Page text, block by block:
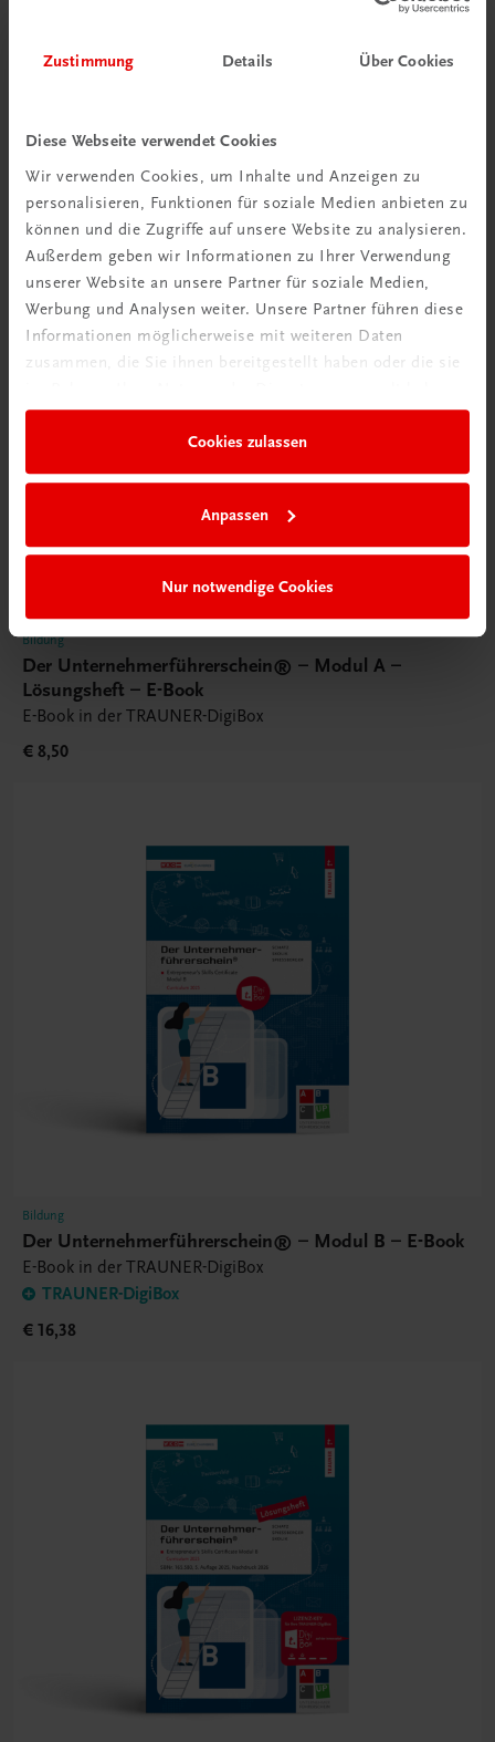
Zustimmung Details Über Cookies
Diese Webseite verwendet Cookies
Wir verwenden Cookies, um Inhalte und Anzeigen zu
personalisieren, Funktionen für soziale Medien anbieten zu
können und die Zugriffe auf unsere Website zu analysieren.
Außerdem geben wir Informationen zu Ihrer Verwendung
unserer Website an unsere Partner für soziale Medien,
Werbung und Analysen weiter. Unsere Partner führen diese
Informationen möglicherweise mit weiteren Daten
zusammen, die Sie ihnen bereitgestellt haben oder die sie
Cookies zulassen
Anpassen
Nur notwendige Cookies
Bildung
TRAUNER-DigiBox
€ 15,47
Bildung
Der Unternehmerführerschein® – Modul A –
Lösungsheft – E-Book
E-Book in der TRAUNER-DigiBox
€ 8,50
Bildung
Der Unternehmerführerschein® – Modul B – E-Book
E-Book in der TRAUNER-DigiBox
TRAUNER-DigiBox
€ 16,38